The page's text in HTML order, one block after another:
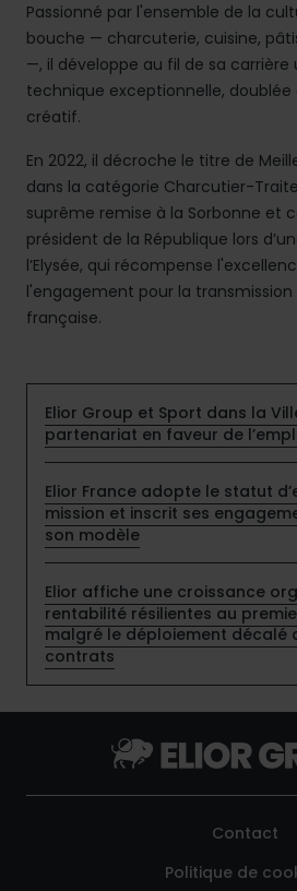
Passionné par l'ensemble de la
bouche — charcuterie, cuisine,
—, il développe au fil de sa carrière
technique exceptionnelle, doublée
créatif.
En 2022, il décroche le titre de
dans la catégorie Charcutier-
suprême remise à la Sorbonne et
président de la République lors
l’Elysée, qui récompense
l'engagement pour la
française.
Elior Group et Sport dans la
partenariat en faveur de
Elior France adopte le statut
mission et inscrit ses
son modèle
Elior affiche une croissance
rentabilité résilientes au
malgré le déploiement décalé
contrats
Contact
Politique de